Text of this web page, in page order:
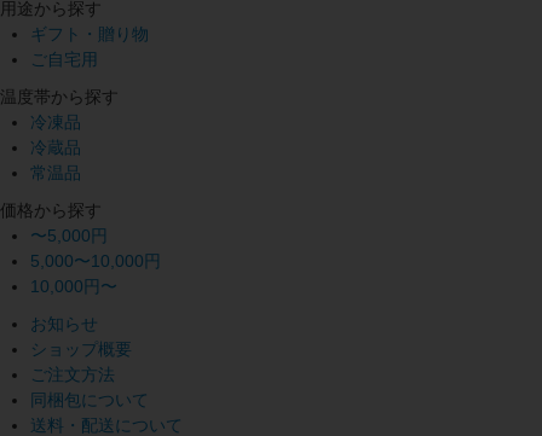
用途から探す
ギフト・贈り物
ご自宅用
温度帯から探す
冷凍品
冷蔵品
常温品
価格から探す
〜5,000円
5,000〜10,000円
10,000円〜
お知らせ
ショップ概要
ご注文方法
同梱包について
送料・配送について